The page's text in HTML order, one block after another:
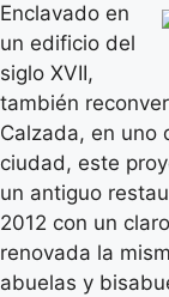
Enclavado en
un edificio del
siglo XVII,
también
Calzada, en uno
ciudad, este
un antiguo
2012 con un
renovada la
abuelas y